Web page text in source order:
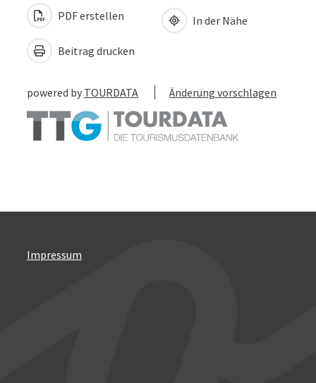
PDF erstellen
Beitrag drucken
In der Nähe
powered by TOURDATA Änderung vorschlagen
Impressum